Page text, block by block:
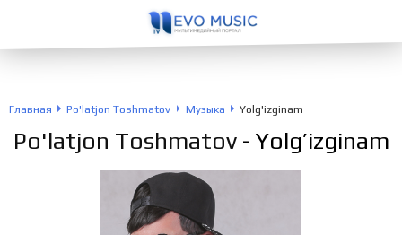
Главная Po'latjon Toshmatov Музыка Yolg'izginam
Po'latjon Toshmatov- Yolg’izginam